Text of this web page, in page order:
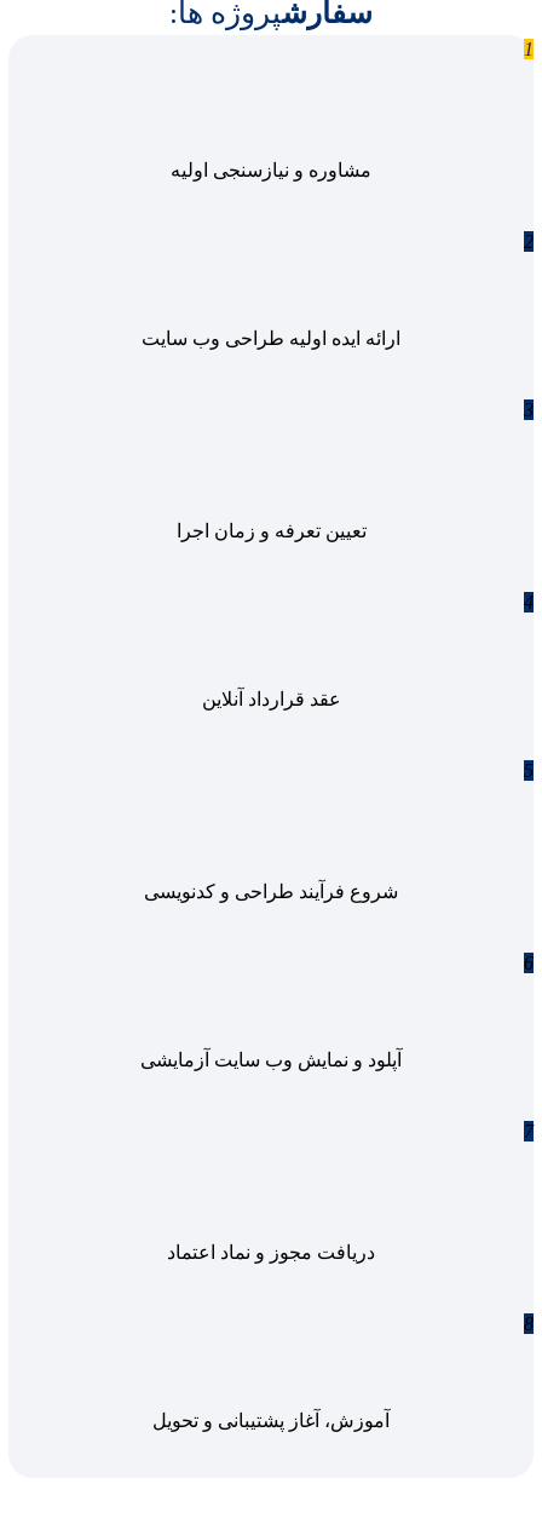
سفارشپروژه ها:
1
مشاوره و نیازسنجی اولیه
2
ارائه ایده اولیه طراحی وب سایت
3
تعیین تعرفه و زمان اجرا
4
عقد قرارداد آنلاین
5
شروع فرآیند طراحی و کدنویسی
6
آپلود و نمایش وب سایت آزمایشی
7
دریافت مجوز و نماد اعتماد
8
آموزش، آغاز پشتیبانی و تحویل